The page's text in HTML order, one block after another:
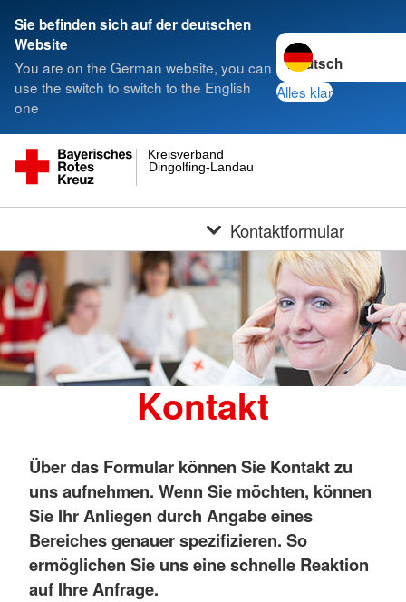
Sie befinden sich auf der deutschen
Website
You are on the German website, you can
use the switch to switch to the English
one
Sprache wechseln
Alles klar
Dingolfing-Landau
Kreisverband
Kontaktformular
Kontakt
Über das Formular können Sie Kontakt zu
uns aufnehmen. Wenn Sie möchten, können
Sie Ihr Anliegen durch Angabe eines
Bereiches genauer spezifizieren. So
ermöglichen Sie uns eine schnelle Reaktion
auf Ihre Anfrage.